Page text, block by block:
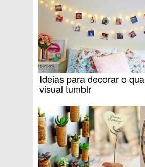
Ideias para decorar o
visual tumblr